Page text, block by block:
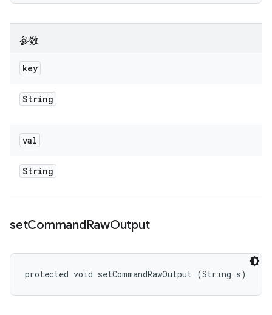
参数
key
String
val
String
setCommandRawOutput
protected void setCommandRawOutput (String s)